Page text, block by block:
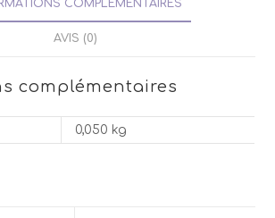
COMPLÉMENTAIRES
AVIS (0)
complémentaires
0,050 kg